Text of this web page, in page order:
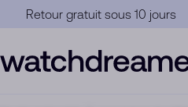
Garantie Officielle